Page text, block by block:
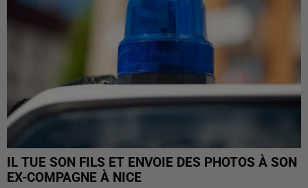
IL TUE SON FILS ET ENVOIE DES PHOTOS À SON
EX-COMPAGNE À NICE